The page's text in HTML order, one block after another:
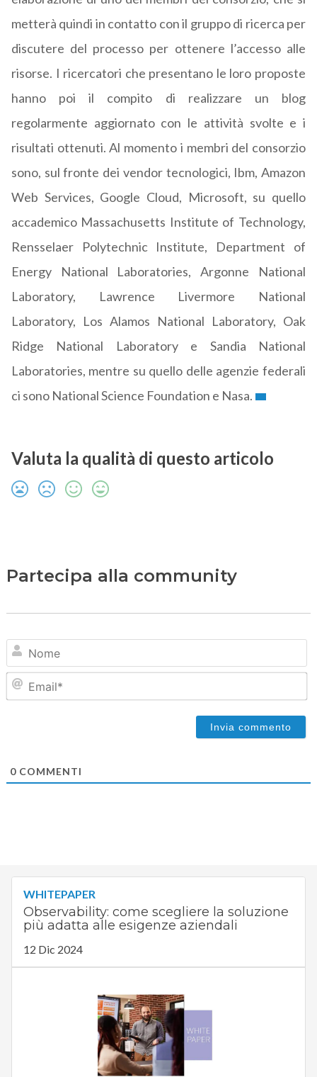
metterà quindi in contatto con il gruppo di ricerca per
discutere del processo per ottenere l’accesso alle
risorse. I ricercatori che presentano le loro proposte
hanno poi il compito di realizzare un blog
regolarmente aggiornato con le attività svolte e i
risultati ottenuti. Al momento i membri del consorzio
sono, sul fronte dei vendor tecnologici, Ibm, Amazon
Web Services, Google Cloud, Microsoft, su quello
accademico Massachusetts Institute of Technology,
Rensselaer Polytechnic Institute, Department of
Energy National Laboratories, Argonne National
Laboratory, Lawrence Livermore National
Laboratory, Los Alamos National Laboratory, Oak
Ridge National Laboratory e Sandia National
Laboratories, mentre su quello delle agenzie federali
ci sono National Science Foundation e Nasa.
Valuta la qualità di questo articolo
Partecipa alla community
0COMMENTI
WHITEPAPER
Observability: come scegliere la soluzione
più adatta alle esigenze aziendali
12 Dic 2024